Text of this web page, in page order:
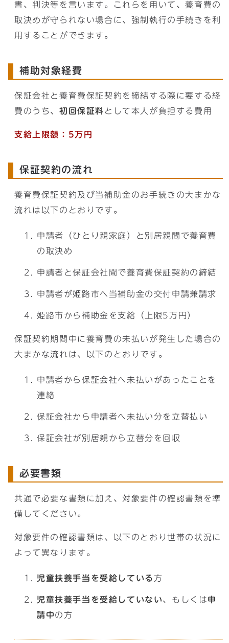
書、判決等を言います。これらを用いて、養育費の
取決めが守られない場合に、強制執行の手続きを利
用することができます。
補助対象経費
保証会社と養育費保証契約を締結する際に要する経
費のうち、 初回保証料 として本人が負担する費用
支給上限額：5万円
保証契約の流れ
養育費保証契約及び当補助金のお手続きの大まかな
流れは以下のとおりです。
申請者（ひとり親家庭）と別居親間で養育費
の取決め
申請者と保証会社間で養育費保証契約の締結
申請者が姫路市へ当補助金の交付申請兼請求
姫路市から補助金を支給（上限5万円）
保証契約期間中に養育費の未払いが発生した場合の
大まかな流れは、以下のとおりです。
申請者から保証会社へ未払いがあったことを
連絡
保証会社から申請者へ未払い分を立替払い
保証会社が別居親から立替分を回収
必要書類
共通で必要な書類に加え、対象要件の確認書類を準
備してください。
対象要件の確認書類は、以下のとおり世帯の状況に
よって異なります。
児童扶養手当を受給している方
児童扶養手当を受給していない、もしくは申
請中の方